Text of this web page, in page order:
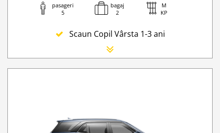
pasageri
5
bagaj
2
M
KP
Scaun Copil Vârsta 1-3 ani
Scaun Nou-nascut
WI-FI 4G nelimitat